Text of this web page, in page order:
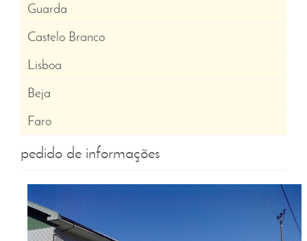
Guarda
Castelo Branco
Lisboa
Beja
Faro
pedido de informações